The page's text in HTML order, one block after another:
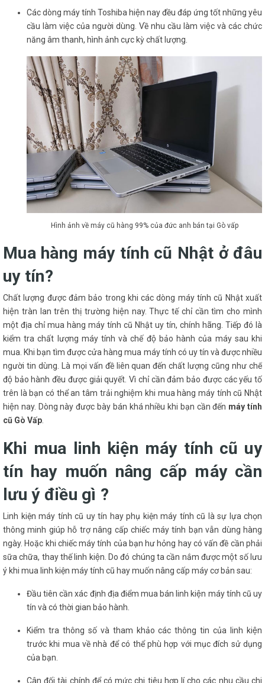
Các dòng máy tính Toshiba hiện nay đều đáp ứng tốt những yêu
cầu làm việc của người dùng. Về nhu cầu làm việc và các chức
năng âm thanh, hình ảnh cực kỳ chất lượng.
Hình ảnh về máy cũ hàng 99% của đức anh bán tại Gò vấp
Mua hàng máy tính cũ Nhật ở đâu
uy tín?
Chất lượng được đảm bảo trong khi các dòng máy tính cũ Nhật xuất
hiện tràn lan trên thị trường hiện nay. Thực tế chỉ cần tìm cho mình
một địa chỉ mua hàng máy tính cũ Nhật uy tín, chính hãng. Tiếp đó là
kiểm tra chất lượng máy tính và chế độ bảo hành của máy sau khi
mua. Khi bạn tìm được cửa hàng mua máy tính có uy tín và được nhiều
người tin dùng. Là mọi vấn đề liên quan đến chất lượng cũng như chế
độ bảo hành đều được giải quyết. Vì chỉ cần đảm bảo được các yếu tố
trên là bạn có thể an tâm trải nghiệm khi mua hàng máy tính cũ Nhật
hiện nay. Dòng này được bày bán khá nhiều khi bạn cần đến máy tính
cũ Gò Vấp.
Khi mua linh kiện máy tính cũ uy
tín hay muốn nâng cấp máy cần
lưu ý điều gì ?
Linh kiện máy tính cũ uy tín hay phụ kiện máy tính cũ là sự lựa chọn
thông minh giúp hỗ trợ nâng cấp chiếc máy tính bạn vẫn dùng hàng
ngày. Hoặc khi chiếc máy tính của bạn hư hỏng hay có vấn đề cần phải
sữa chữa, thay thế linh kiện. Do đó chúng ta cần nắm được một số lưu
ý khi mua linh kiện máy tính cũ hay muốn nâng cấp máy cơ bản sau:
Đầu tiên cần xác định địa điểm mua bán linh kiện máy tính cũ uy
tín và có thời gian bảo hành.
Kiểm tra thông số và tham khảo các thông tin của linh kiện
trước khi mua về nhà để có thể phù hợp với mục đích sử dụng
của bạn.
Cân đối tài chính để có mức chi tiêu hợp lí cho các nhu cầu chi